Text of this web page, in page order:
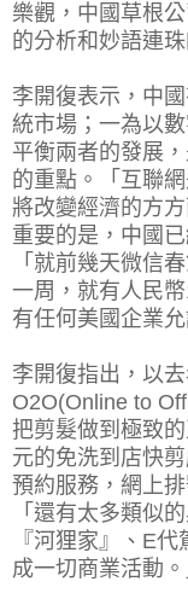
樂觀，中國草根
的分析和妙語連
李開復表示，中
統市場；一為以
平衡兩者的發展
的重點。「互聯
將改變經濟的方
重要的是，中國
「就前幾天微信
一周，就有人民
有任何美國企業
李開復指出，以
O2O(Online to
把剪髮做到極致
元的免洗到店快
預約服務，網上
「還有太多類似
『河狸家』、E
成一切商業活動。